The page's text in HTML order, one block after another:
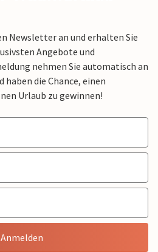
Newsletter an und erhalten Sie
Angebote und
nehmen Sie automatisch an
die Chance, einen
Urlaub zu gewinnen!
Anmelden